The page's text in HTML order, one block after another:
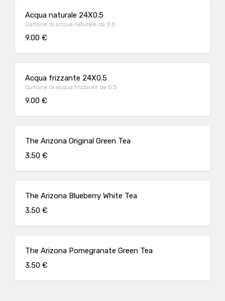
Acqua naturale 24X0.5
Cartone di acqua naturale da 0.5
9.00 €
Acqua frizzante 24X0.5
Cartone di acqua frizzante da 0.5
9.00 €
The Arizona Original Green Tea
3.50 €
The Arizona Blueberry White Tea
3.50 €
The Arizona Pomegranate Green Tea
3.50 €